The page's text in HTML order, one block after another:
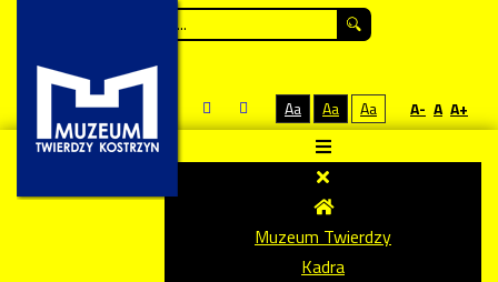
Aa Aa Aa A- A A+
Muzeum Twierdzy
Kadra